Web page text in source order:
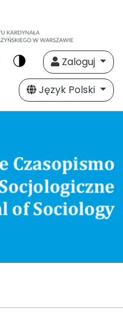
Zaloguj
Język Polski